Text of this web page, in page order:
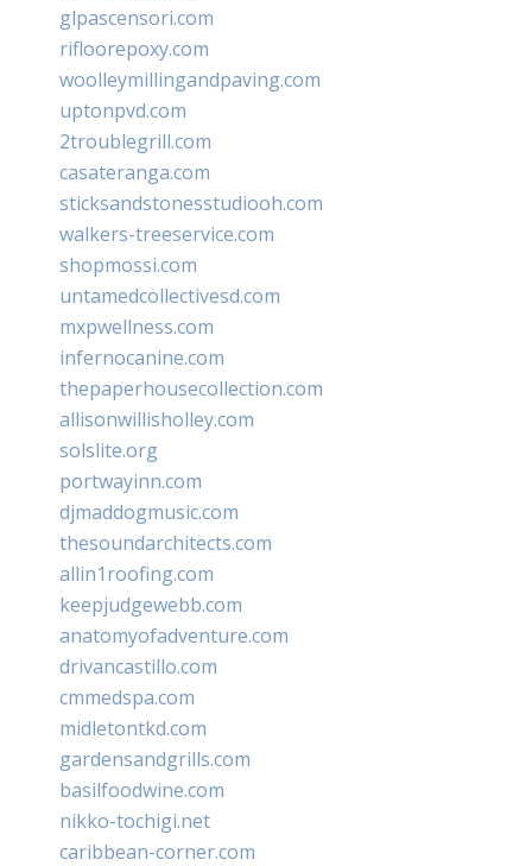
glpascensori.com
rifloorepoxy.com
woolleymillingandpaving.com
uptonpvd.com
2troublegrill.com
casateranga.com
sticksandstonesstudiooh.com
walkers-treeservice.com
shopmossi.com
untamedcollectivesd.com
mxpwellness.com
infernocanine.com
thepaperhousecollection.com
allisonwillisholley.com
solslite.org
portwayinn.com
djmaddogmusic.com
thesoundarchitects.com
allin1roofing.com
keepjudgewebb.com
anatomyofadventure.com
drivancastillo.com
cmmedspa.com
midletontkd.com
gardensandgrills.com
basilfoodwine.com
nikko-tochigi.net
caribbean-corner.com